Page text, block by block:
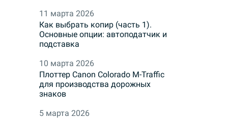
11 марта 2026
Как выбрать копир (часть 1).
Основные опции: автоподатчик и
подставка
10 марта 2026
Плоттер Canon Colorado M-Traffic
для производства дорожных
знаков
5 марта 2026